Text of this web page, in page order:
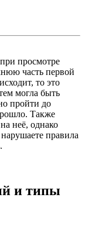
просмотре
часть первой
то это
могла быть
пройти до
Также
неё, однако
правила
и типы